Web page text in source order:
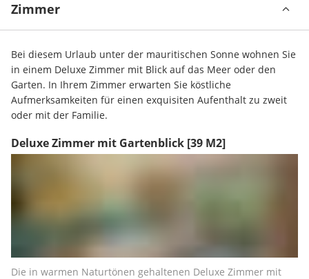
Zimmer
Bei diesem Urlaub unter der mauritischen Sonne wohnen Sie
in einem Deluxe Zimmer mit Blick auf das Meer oder den
Garten. In Ihrem Zimmer erwarten Sie köstliche
Aufmerksamkeiten für einen exquisiten Aufenthalt zu zweit
oder mit der Familie.
Deluxe Zimmer mit Gartenblick [39 M2]
Die in warmen Naturtönen gehaltenen Deluxe Zimmer mit